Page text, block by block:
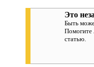
Это
Быть
Помогите
статью.